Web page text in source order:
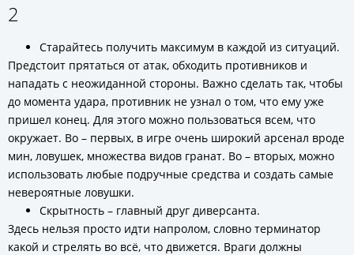
2
Старайтесь получить максимум в каждой из ситуаций.
Предстоит прятаться от атак, обходить противников и
нападать с неожиданной стороны. Важно сделать так, чтобы
до момента удара, противник не узнал о том, что ему уже
пришел конец. Для этого можно пользоваться всем, что
окружает. Во – первых, в игре очень широкий арсенал вроде
мин, ловушек, множества видов гранат. Во – вторых, можно
использовать любые подручные средства и создать самые
невероятные ловушки.
Скрытность – главный друг диверсанта.
Здесь нельзя просто идти напролом, словно терминатор
какой и стрелять во всё, что движется. Враги должны